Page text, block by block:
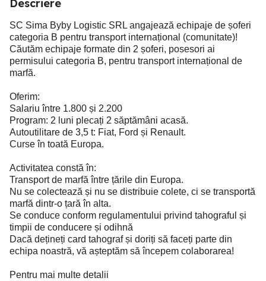
Descriere
SC Sima Byby Logistic SRL angajează echipaje de șoferi
categoria B pentru transport internațional (comunitate)!
Căutăm echipaje formate din 2 șoferi, posesori ai
permisului categoria B, pentru transport internațional de
marfă.
Oferim:
Salariu între 1.800 și 2.200
Program: 2 luni plecați 2 săptămâni acasă.
Autoutilitare de 3,5 t: Fiat, Ford și Renault.
Curse în toată Europa.
Activitatea constă în:
Transport de marfă între țările din Europa.
Nu se colectează și nu se distribuie colete, ci se transportă
marfă dintr-o țară în alta.
Se conduce conform regulamentului privind tahograful și
timpii de conducere și odihnă
Dacă dețineți card tahograf și doriți să faceți parte din
echipa noastră, vă așteptăm să începem colaborarea!
Pentru mai multe detalii